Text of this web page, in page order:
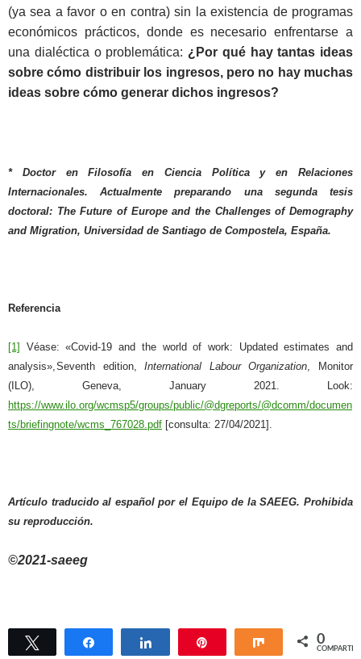
(ya sea a favor o en contra) sin la existencia de programas
económicos prácticos, donde es necesario enfrentarse a
una dialéctica o problemática: ¿Por qué hay tantas ideas
sobre cómo distribuir los ingresos, pero no hay muchas
ideas sobre cómo generar dichos ingresos?
*
Doctor en Filosofía en Ciencia Política y en Relaciones
Internacionales. Actualmente preparando una segunda tesis
doctoral: The Future of Europe and the Challenges of Demography
and Migration, Universidad de Santiago de Compostela, España.
Referencia
[1]
Véase: «Covid-19 and the world of work: Updated estimates and
analysis», Seventh edition,International Labour Organization, Monitor
(ILO), Geneva, January 2021. Look:
https://www.ilo.org/wcmsp5/groups/public/@dgreports/@dcomm/documen
ts/briefingnote/wcms_767028.pdf [consulta: 27/04/2021].
Artículo traducido al español por el Equipo de la SAEEG. Prohibida
su reproducción.
©2021-saeeg
Twittear Compartir Compartir Compartir
0
COMPARTIR